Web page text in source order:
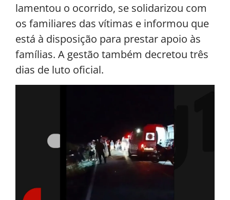
lamentou o ocorrido, se solidarizou com
os familiares das vítimas e informou que
está à disposição para prestar apoio às
famílias. A gestão também decretou três
dias de luto oficial.